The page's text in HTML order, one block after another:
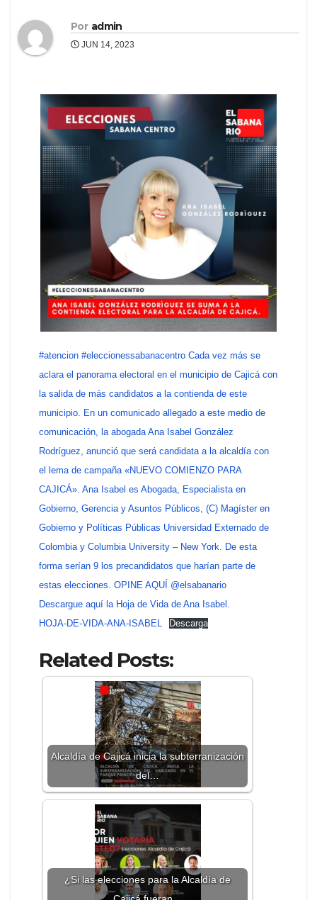
Por admin
JUN 14, 2023
#atencion #eleccionessabanacentro Cada vez más se
aclara el panorama electoral en el municipio de Cajicá con
la salida de más candidatos a la contienda de este
municipio. En un comunicado allegado a este medio de
comunicación, la abogada Ana Isabel González
Rodríguez, anunció que será candidata a la alcaldía con
el lema de campaña «NUEVO COMIENZO PARA
CAJICÁ». Ana Isabel es Abogada, Especialista en
Gobierno, Gerencia y Asuntos Públicos, (C) Magíster en
Gobierno y Políticas Públicas Universidad Externado de
Colombia y Columbia University – New York. De esta
forma serían 9 los precandidatos que harían parte de
estas elecciones. OPINE AQUÍ @elsabanario
Descargue aquí la Hoja de Vida de Ana Isabel.
HOJA-DE-VIDA-ANA-ISABEL
Descarga
Related Posts:
Alcaldía de Cajicá inicia la subterranización
del…
¿Si las elecciones para la Alcaldía de